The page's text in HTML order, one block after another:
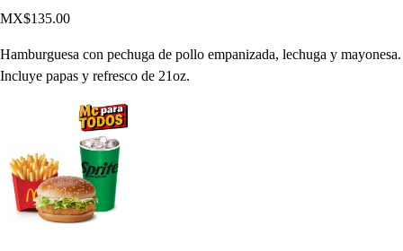
MX$135.00
Hamburguesa con pechuga de pollo empanizada, lechuga y mayonesa.
Incluye papas y refresco de 21oz.